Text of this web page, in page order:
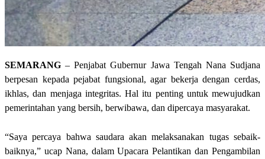
SEMARANG – Penjabat Gubernur Jawa Tengah Nana Sudjana
berpesan kepada pejabat fungsional, agar bekerja dengan cerdas,
ikhlas, dan menjaga integritas. Hal itu penting untuk mewujudkan
pemerintahan yang bersih, berwibawa, dan dipercaya masyarakat.
“Saya percaya bahwa saudara akan melaksanakan tugas sebaik-
baiknya,” ucap Nana, dalam Upacara Pelantikan dan Pengambilan